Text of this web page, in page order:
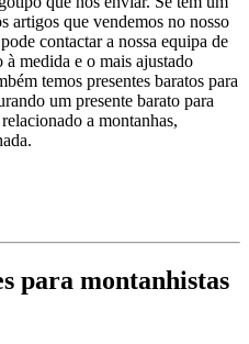
artigos que vendemos no nosso
contactar a nossa equipa de
medida e o mais ajustado
temos presentes baratos para
um presente barato para
a montanhas,
para montanhistas